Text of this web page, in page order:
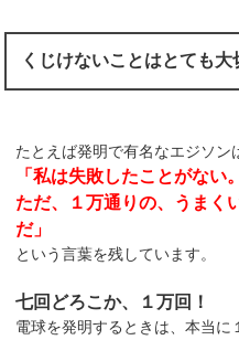
くじけないことはとても大
たとえば発明で有名なエジソン
「私は失敗したことがない。
ただ、１万通りの、うまく
だ」
という言葉を残しています。
七回どろこか、１万回！
電球を発明するときは、本当に